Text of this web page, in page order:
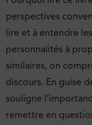
perspectives
lire et à entendre
personnalités à
similaires, on
discours. En guise
souligne
remettre en